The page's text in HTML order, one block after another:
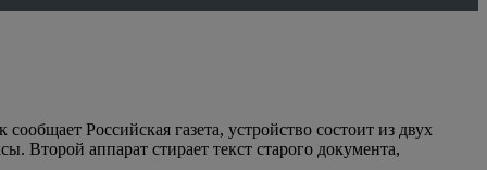
Российская газета, устройство состоит из двух
Второй аппарат стирает текст старого документа,